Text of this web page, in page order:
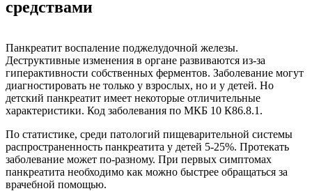
средствами
Панкреатит воспаление поджелудочной железы.
Деструктивные изменения в органе развиваются из-за
гиперактивности собственных ферментов. Заболевание могут
диагностировать не только у взрослых, но и у детей. Но
детский панкреатит имеет некоторые отличительные
характеристики. Код заболевания по МКБ 10 К86.8.1.
По статистике, среди патологий пищеварительной системы
распространенность панкреатита у детей 5-25%. Протекать
заболевание может по-разному. При первых симптомах
панкреатита необходимо как можно быстрее обращаться за
врачебной помощью.